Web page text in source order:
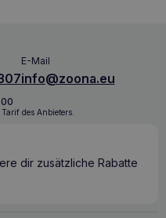
E-Mail
info@zoona.eu
des Anbieters.
dir zusätzliche Rabatte